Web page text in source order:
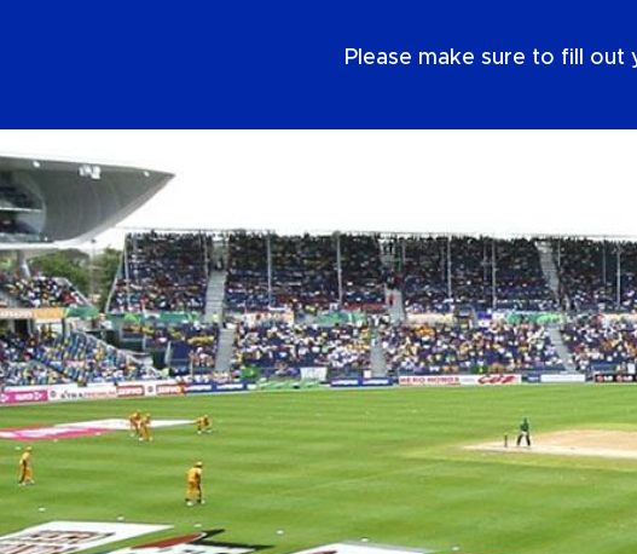
Please make sure to fill